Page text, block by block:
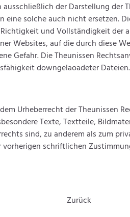
der Darstellung der
solche auch nicht ersetzen.
und Vollständigkeit der
Websites, auf die durch diese
Gefahr. Die Theunissen
downgelaoadeter Dateien.
Urheberrecht der Theunissen
Texte, Textteile,
sind, zu anderem als zum
schriftlichen
Zurück